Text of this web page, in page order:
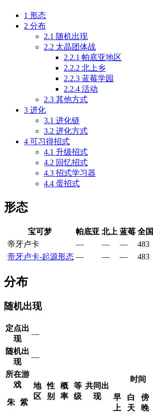
1 形态
2 分布
2.1 随机出现
2.2 太晶团体战
2.2.1 帕底亚地区
2.2.2 北上乡
2.2.3 蓝莓学园
2.2.4 活动
2.3 其他方式
3 进化
3.1 进化链
3.2 进化方式
4 可习得招式
4.1 升级招式
4.2 回忆招式
4.3 招式学习器
4.4 蛋招式
形态
宝可梦 帕底亚 北上 蓝莓 全国
帝牙卢卡
— — — 483
帝牙卢卡-起源形态 — — — 483
分布
随机出现
定点出
现
—
随机出
现
—
所在游
戏
地
区
性
别
概
率
等
级
共同出
现
时间
朱 紫
早
上
白
天
傍
晚